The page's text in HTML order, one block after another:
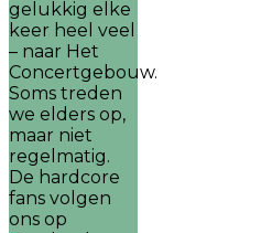
gelukkig elke
keer heel veel
– naar Het
Concertgebouw.
Soms treden
we elders op,
maar niet
regelmatig.
De hardcore
fans volgen
ons op